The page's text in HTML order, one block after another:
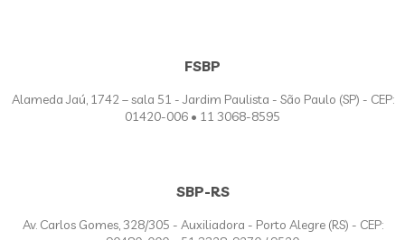
FSBP
Alameda Jaú, 1742 – sala 51 - Jardim Paulista - São Paulo (SP) - CEP:
01420-006 • 11 3068-8595
SBP-RS
Av. Carlos Gomes, 328/305 - Auxiliadora - Porto Alegre (RS) - CEP: